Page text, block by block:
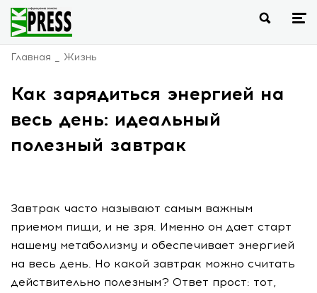
Главная Жизнь
Как зарядиться энергией на
весь день: идеальный
полезный завтрак
Завтрак часто называют самым важным
приемом пищи, и не зря. Именно он дает старт
нашему метаболизму и обеспечивает энергией
на весь день. Но какой завтрак можно считать
действительно полезным? Ответ прост: тот,